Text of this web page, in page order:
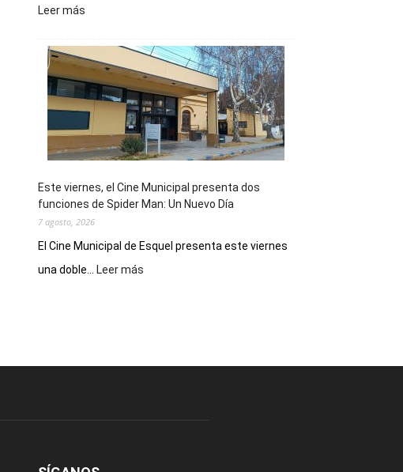
Leer más
su
potencial
como
destino
de
reuniones
y
deportivos
Este viernes, el Cine Municipal presenta dos
funciones de Spider Man: Un Nuevo Día
7 agosto, 2026
El Cine Municipal de Esquel presenta este viernes
una doble...
Leer más
presenta